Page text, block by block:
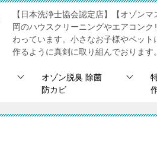
【日本洗浄士協会認定店】【オゾン
岡のハウスクリーニングやエアコン
わっています。小さなお子様やペッ
作るように真剣に取り組んでおります。
オゾン脱臭 除菌
防カビ